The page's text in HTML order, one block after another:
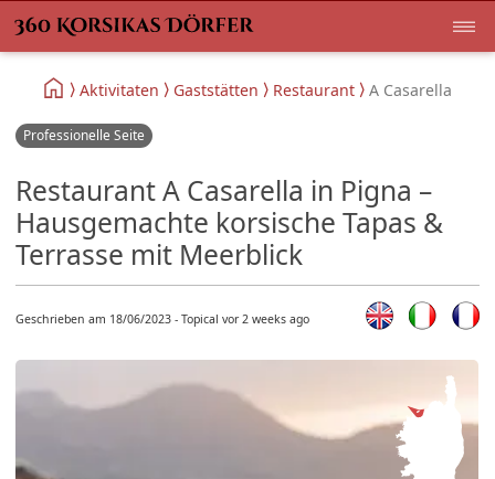
Aktivitaten Gaststätten Restaurant A Casarella
Professionelle Seite
Restaurant A Casarella in Pigna –
Hausgemachte korsische Tapas &
Terrasse mit Meerblick
Geschrieben am 18/06/2023 - Topical vor 2 weeks ago